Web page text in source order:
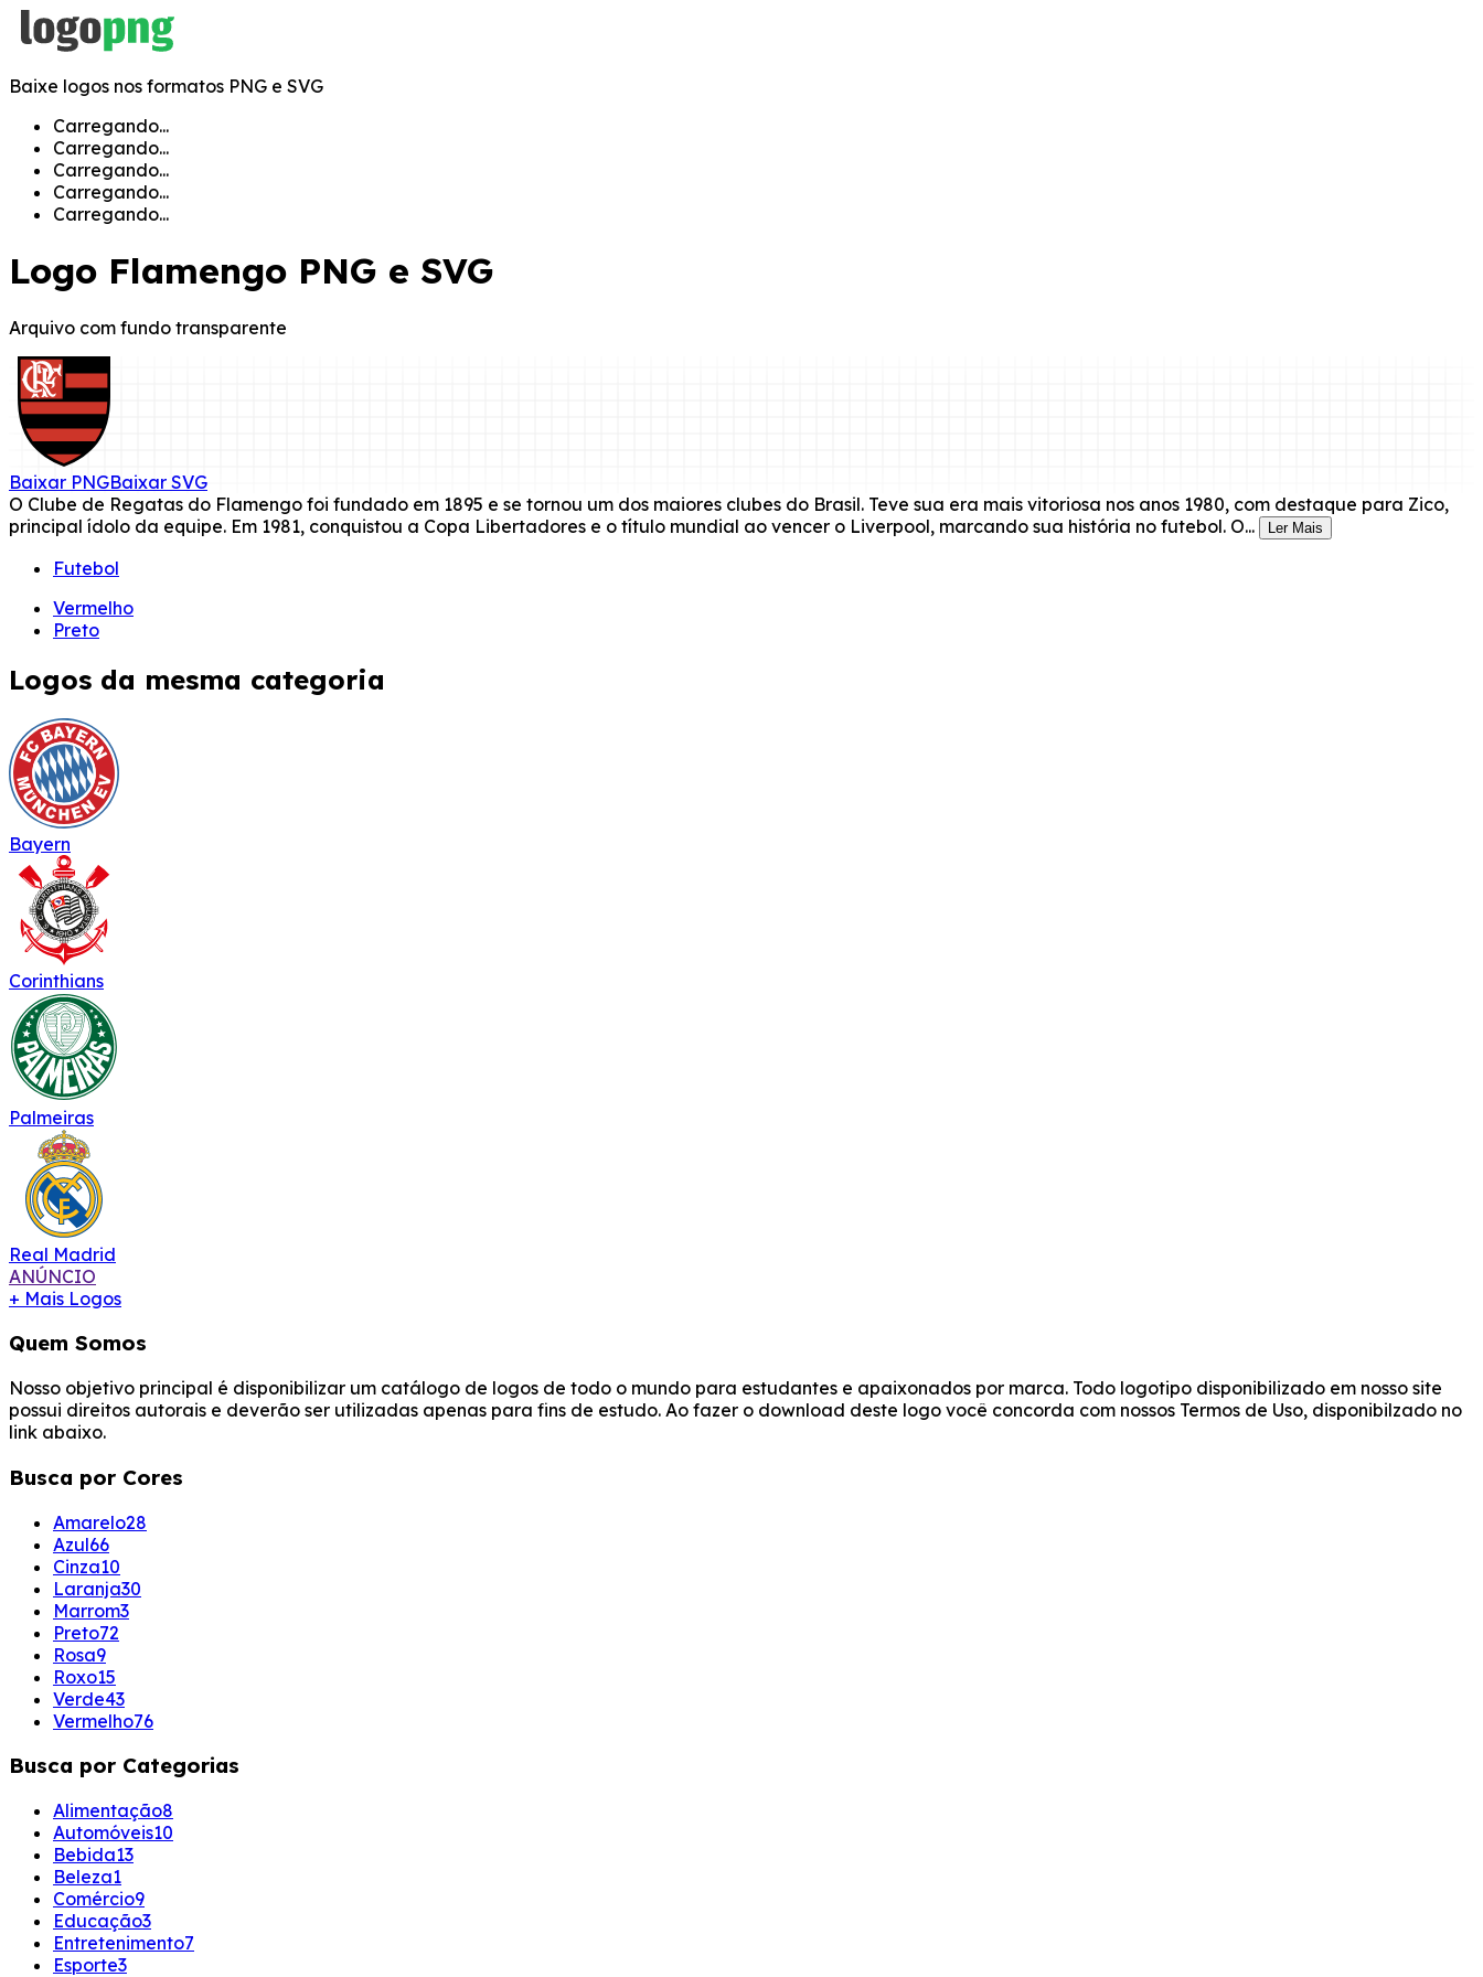
Baixe logos nos formatos PNG e SVG
Carregando...
Carregando...
Carregando...
Carregando...
Carregando...
Logo Flamengo PNG e SVG
Arquivo com fundo transparente
Baixar PNGBaixar SVG
O Clube de Regatas do Flamengo foi fundado em 1895 e se tornou um dos maiores clubes do Brasil. Teve sua era mais vitoriosa nos anos 1980, com destaque para Zico,
principal ídolo da equipe. Em 1981, conquistou a Copa Libertadores e o título mundial ao vencer o Liverpool, marcando sua história no futebol. O...
Ler Mais
Futebol
Vermelho
Preto
Logos da mesma categoria
Bayern
Corinthians
Palmeiras
Real Madrid
ANÚNCIO
+ Mais Logos
Quem Somos
Nosso objetivo principal é disponibilizar um catálogo de logos de todo o mundo para estudantes e apaixonados por marca. Todo logotipo disponibilizado em nosso site
possui direitos autorais e deverão ser utilizadas apenas para fins de estudo. Ao fazer o download deste logo você concorda com nossos Termos de Uso, disponibilzado no
link abaixo.
Busca por Cores
Amarelo28
Azul66
Cinza10
Laranja30
Marrom3
Preto72
Rosa9
Roxo15
Verde43
Vermelho76
Busca por Categorias
Alimentação8
Automóveis10
Bebida13
Beleza1
Comércio9
Educação3
Entretenimento7
Esporte3